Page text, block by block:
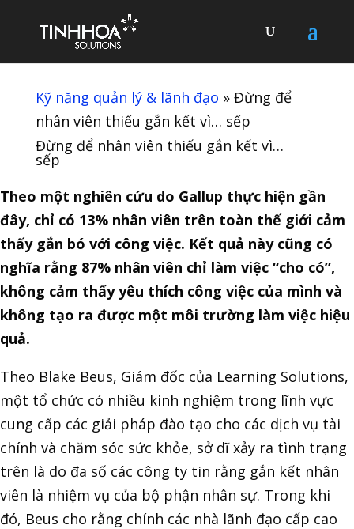
Kỹ năng quản lý & lãnh đạo » Đừng để
nhân viên thiếu gắn kết vì… sếp
Đừng để nhân viên thiếu gắn kết vì…
sếp
Theo một nghiên cứu do Gallup thực hiện gần
đây, chỉ có 13% nhân viên trên toàn thế giới cảm
thấy gắn bó với công việc. Kết quả này cũng có
nghĩa rằng 87% nhân viên chỉ làm việc “cho có”,
không cảm thấy yêu thích công việc của mình và
không tạo ra được một môi trường làm việc hiệu
quả.
Theo Blake Beus, Giám đốc của Learning Solutions,
một tổ chức có nhiều kinh nghiệm trong lĩnh vực
cung cấp các giải pháp đào tạo cho các dịch vụ tài
chính và chăm sóc sức khỏe, sở dĩ xảy ra tình trạng
trên là do đa số các công ty tin rằng gắn kết nhân
viên là nhiệm vụ của bộ phận nhân sự. Trong khi
đó, Beus cho rằng chính các nhà lãnh đạo cấp cao